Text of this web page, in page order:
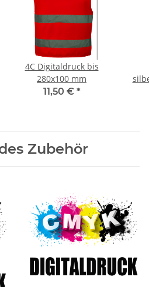
4C Digitaldruck bis
280x100 mm
11,50 € *
Zubehör